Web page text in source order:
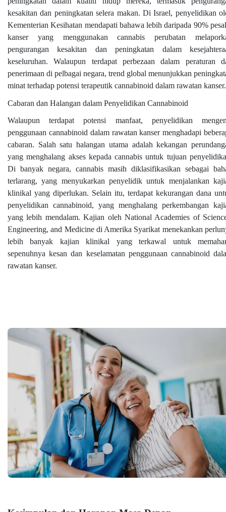
kesakitan dan peningkatan selera makan. Di Israel, penyelidikan
Kementerian Kesihatan mendapati bahawa lebih daripada 90%
kanser yang menggunakan cannabis perubatan
pengurangan kesakitan dan peningkatan dalam
keseluruhan. Walaupun terdapat perbezaan dalam peraturan
penerimaan di pelbagai negara, trend global menunjukkan
minat terhadap potensi terapeutik cannabinoid dalam rawatan kanser.
Cabaran dan Halangan dalam Penyelidikan Cannabinoid
Walaupun terdapat potensi manfaat, penyelidikan
penggunaan cannabinoid dalam rawatan kanser menghadapi
cabaran. Salah satu halangan utama adalah kekangan
yang menghalang akses kepada cannabis untuk tujuan
Di banyak negara, cannabis masih diklasifikasikan sebagai
terlarang, yang menyukarkan penyelidik untuk menjalankan
klinikal yang diperlukan. Selain itu, terdapat kekurangan dana
penyelidikan cannabinoid, yang menghalang perkembangan
yang lebih mendalam. Kajian oleh National Academies of
Engineering, and Medicine di Amerika Syarikat menekankan
lebih banyak kajian klinikal yang terkawal untuk
sepenuhnya kesan dan keselamatan penggunaan cannabinoid
rawatan kanser.